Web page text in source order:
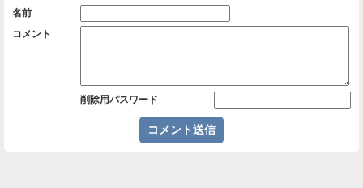
名前
コメント
削除用パスワード